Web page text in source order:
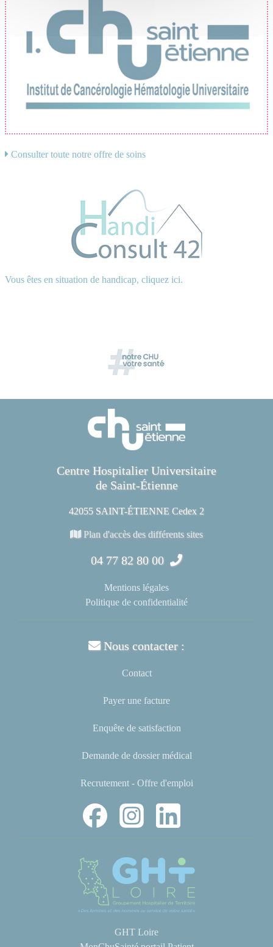
Consulter toute notre offre de soins
Vous êtes en situation de handicap, cliquez ici.
Centre Hospitalier Universitaire
de Saint-Étienne
42055 SAINT-ÉTIENNE Cedex 2
Plan d'accès des différents sites
04 77 82 80 00
Mentions légales
Politique de confidentialité
Nous contacter :
Contact
Payer une facture
Enquête de satisfaction
Demande de dossier médical
Recrutement - Offre d'emploi
GHT Loire